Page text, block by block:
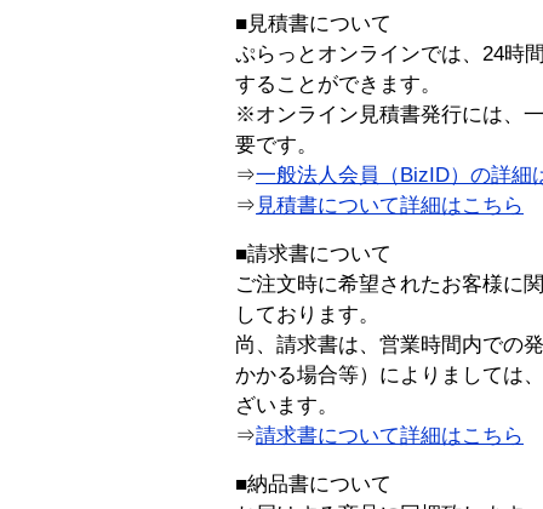
■見積書について
ぷらっとオンラインでは、24時
することができます。
※オンライン見積書発行には、
要です。
⇒一般法人会員（BizID）の詳細
⇒ 見積書について詳細はこちら
■請求書について
ご注文時に希望されたお客様に
しております。
尚、請求書は、営業時間内での
かかる場合等）によりましては
ざいます。
⇒請求書について詳細はこちら
■納品書について